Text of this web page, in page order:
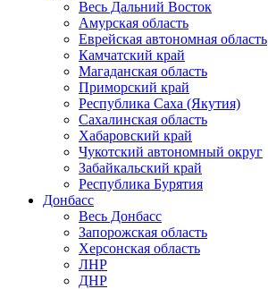
Весь Дальний Восток
Амурская область
Еврейская автономная область
Камчатский край
Магаданская область
Приморский край
Республика Саха (Якутия)
Сахалинская область
Хабаровский край
Чукотский автономный округ
Забайкальский край
Республика Бурятия
Донбасс
Весь Донбасс
Запорожская область
Херсонская область
ЛНР
ДНР